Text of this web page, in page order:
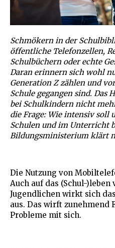
Schmökern in der
öffentliche Telefonzellen,
Schulbüchern oder echte
Daran erinnern sich wohl
Generation Z zählen und
Schule gegangen sind.
bei Schulkindern nicht
die Frage: Wie intensiv soll
Schulen und im Unterricht
Bildungsministerium klärt
Die Nutzung von
Auch auf das (Schul-
Jugendlichen wirkt sich
aus. Das wirft zunehmend
Probleme mit sich.